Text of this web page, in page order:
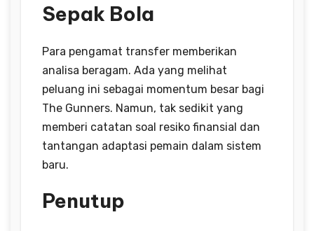
Sepak Bola
Para pengamat transfer memberikan
analisa beragam. Ada yang melihat
peluang ini sebagai momentum besar bagi
The Gunners. Namun, tak sedikit yang
memberi catatan soal resiko finansial dan
tantangan adaptasi pemain dalam sistem
baru.
Penutup